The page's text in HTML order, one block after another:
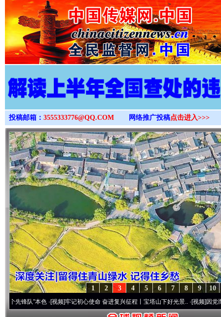
>
投稿邮箱： 3555333776@QQ.COM 网络推广投稿点击进入>>>
10
9
8
7
6
5
4
3
2
1
本色·[视频]牢记初心使命 奋进复兴征程丨宝塔山下好光景..·[视频]因党而生 为党